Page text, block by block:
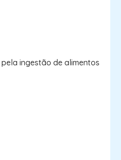
ingestão de alimentos